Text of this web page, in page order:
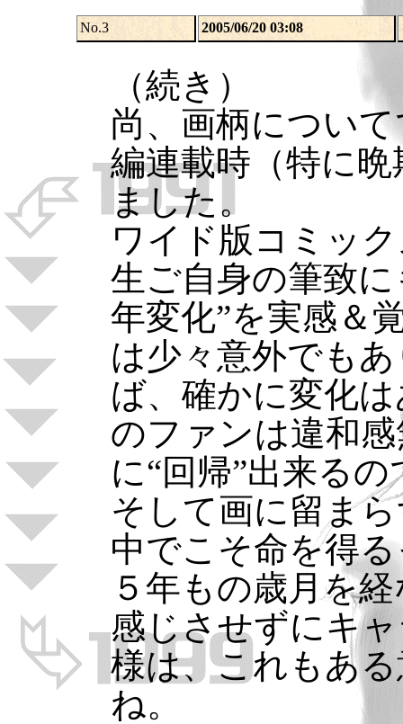
No.3 2005/06/20 03:08
（続き）
尚、画柄につい
編連載時（特に
ました。
ワイド版コミッ
生ご自身の筆致
年変化”を実感＆
は少々意外でも
ば、確かに変化
のファンは違和
に“回帰”出来る
そして画に留ま
中でこそ命を得
５年もの歳月を
感じさせずにキ
様は、これもあ
ね。